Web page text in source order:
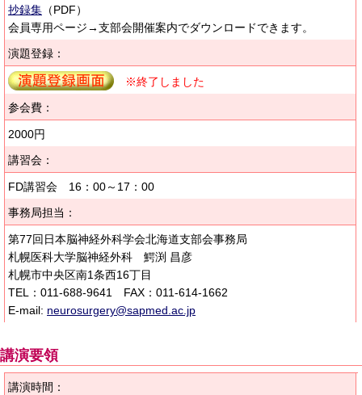
抄録集 （PDF）
会員専用ページ→支部会開催案内でダウンロードできます。
演題登録：
※終了しました
参会費：
2000円
講習会：
FD講習会 16：00～17：00
事務局担当：
第77回日本脳神経外科学会北海道支部会事務局
札幌医科大学脳神経外科 鰐渕 昌彦
札幌市中央区南1条西16丁目
TEL：011-688-9641 FAX：011-614-1662
E-mail: neurosurgery@sapmed.ac.jp
講演要領
講演時間：